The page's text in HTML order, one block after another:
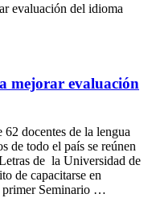
evaluación del idioma
mejorar evaluación
docentes de la lengua
de todo el país se reúnen
de la Universidad de
de capacitarse en
primer Seminario …